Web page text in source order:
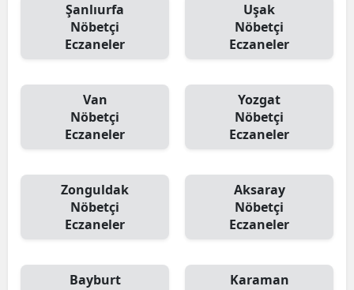
Şanlıurfa
Nöbetçi
Eczaneler
Uşak
Nöbetçi
Eczaneler
Van
Nöbetçi
Eczaneler
Yozgat
Nöbetçi
Eczaneler
Zonguldak
Nöbetçi
Eczaneler
Aksaray
Nöbetçi
Eczaneler
Bayburt
Karaman